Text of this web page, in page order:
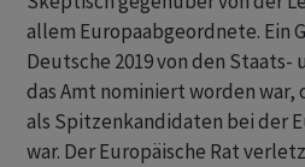
allem Europaabgeordnete. Ein
Deutsche 2019 von den
das Amt nominiert worden war,
als Spitzenkandidaten bei der
war. Der Europäische Rat